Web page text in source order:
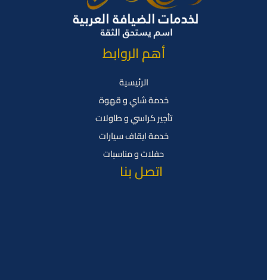
أهم الروابط
الرئيسية
خدمة شاي و قهوة
تأجير كراسي و طاولات
خدمة ايقاف سيارات
حفلات و مناسبات
اتصل بنا